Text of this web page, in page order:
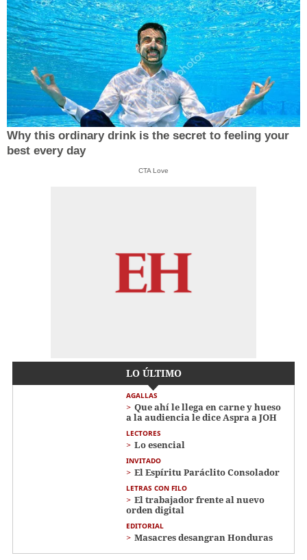
Why this ordinary drink is the secret to feeling your
best every day
CTA Love
LO ÚLTIMO
AGALLAS
Que ahí le llega en carne y hueso
a la audiencia le dice Aspra a JOH
LECTORES
Lo esencial
INVITADO
El Espíritu Paráclito Consolador
LETRAS CON FILO
El trabajador frente al nuevo
orden digital
EDITORIAL
Masacres desangran Honduras